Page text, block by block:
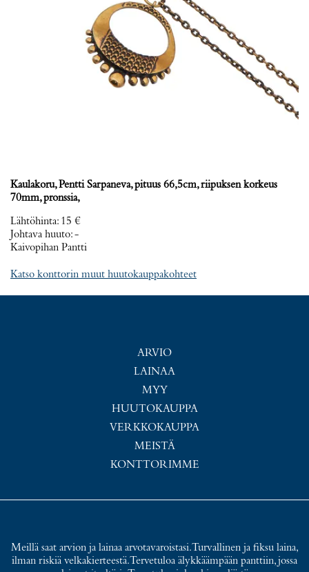
Kaulakoru, Pentti Sarpaneva, pituus 66,5cm, riipuksen korkeus
70mm, pronssia,
Lähtöhinta: 15 €
Johtava huuto:-
Kaivopihan Pantti
Katso konttorin muut huutokauppakohteet
ARVIO
LAINAA
MYY
HUUTOKAUPPA
VERKKOKAUPPA
MEISTÄ
KONTTORIMME
Meillä saat arvion ja lainaa arvotavaroistasi. Turvallinen ja fiksu laina,
ilman riskiä velkakierteestä. Tervetuloa älykkäämpään panttiin, jossa